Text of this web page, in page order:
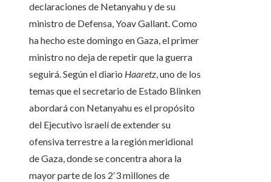
declaraciones de Netanyahu y de su
ministro de Defensa, Yoav Gallant. Como
ha hecho este domingo en Gaza, el primer
ministro no deja de repetir que la guerra
seguirá. Según el diario Haaretz, uno de los
temas que el secretario de Estado Blinken
abordará con Netanyahu es el propósito
del Ejecutivo israelí de extender su
ofensiva terrestre a la región meridional
de Gaza, donde se concentra ahora la
mayor parte de los 2′3 millones de